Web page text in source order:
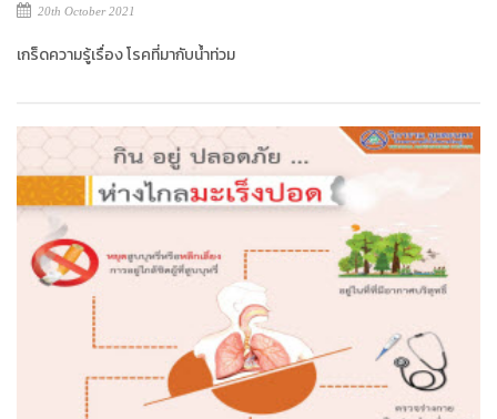
20th October 2021
เกร็ดความรู้เรื่อง โรคที่มากับน้ำท่วม